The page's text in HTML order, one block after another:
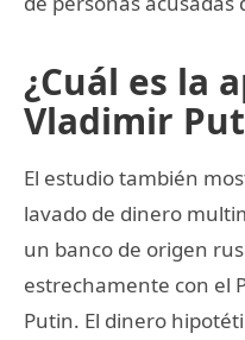
¿Cuál es la
Vladimir
El estudio también
lavado de dinero
un banco de origen
estrechamente con el
Putin. El dinero